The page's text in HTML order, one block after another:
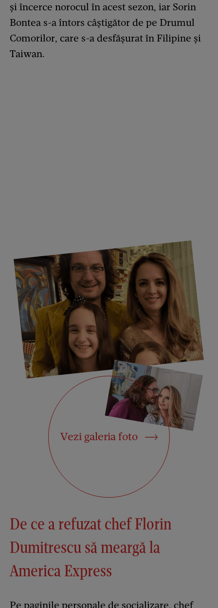
și încerce norocul în acest sezon, iar Sorin
Bontea s-a întors câștigător de pe Drumul
Comorilor, care s-a desfășurat în Filipine și
Taiwan.
Vezi galeria foto
De ce a refuzat chef Florin
Dumitrescu să meargă la
America Express
Pe paginile personale de socializare, chef